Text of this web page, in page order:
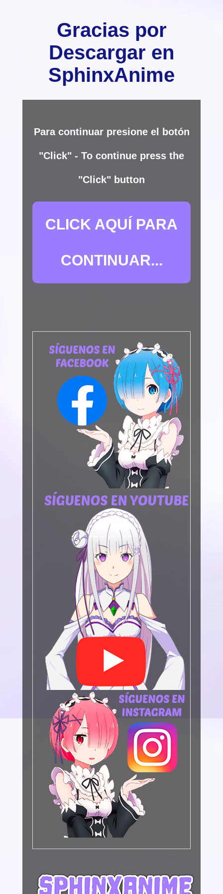
Gracias por
Descargar en
SphinxAnime
Para continuar presione el botón
"Click" - To continue press the
"Click" button
CLICK AQUÍ PARA
CONTINUAR...